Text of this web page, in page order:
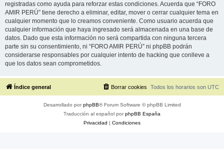
registradas como ayuda para reforzar estas condiciones. Acuerda que “FORO
AMIR PERÚ” tiene derecho a eliminar, editar, mover o cerrar cualquier tema en
cualquier momento que lo creamos conveniente. Como usuario acuerda que
cualquier información que haya ingresado será almacenada en una base de
datos. Dado que esta información no será compartida con ninguna tercera
parte sin su consentimiento, ni “FORO AMIR PERÚ” ni phpBB podrán
considerarse responsables por cualquier intento de hacking que conlleve a
que los datos sean comprometidos.
Índice general Todos los horarios son UTC
Borrar cookies
Desarrollado porphpBB® Forum Software © phpBB Limited
Traducción al español porphpBB España
Privacidad | Condiciones